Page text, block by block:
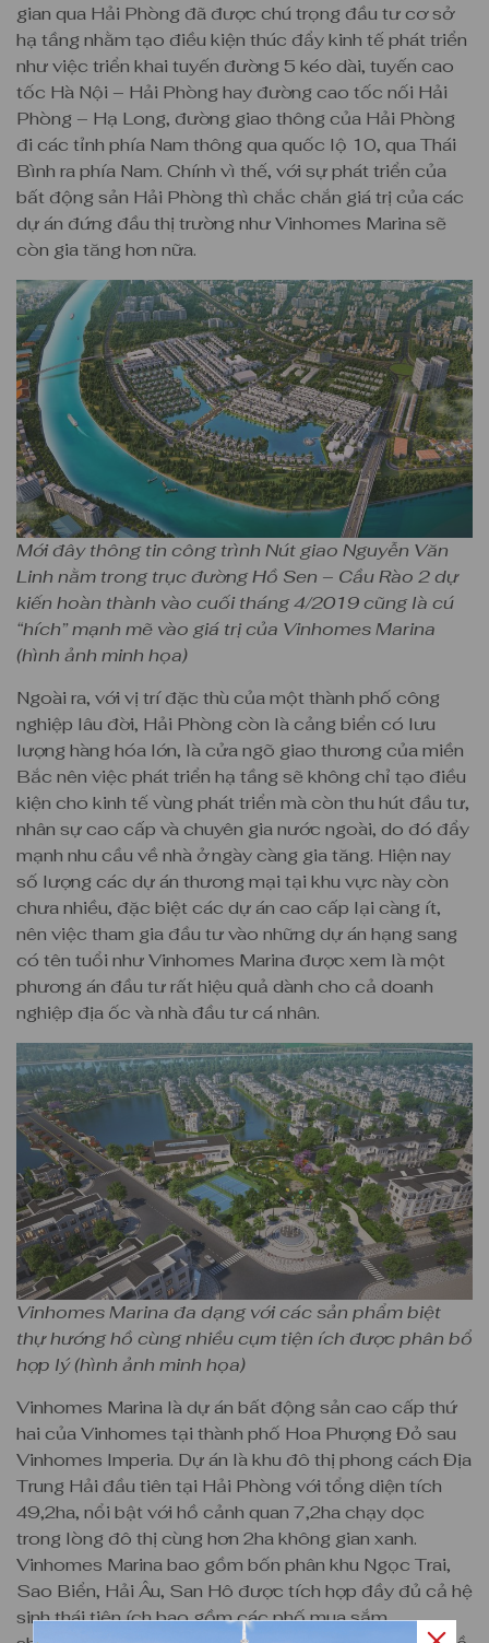
gian qua Hải Phòng đã được chú trọng đầu tư cơ sở
hạ tầng nhằm tạo điều kiện thúc đẩy kinh tế phát triển
như việc triển khai tuyến đường 5 kéo dài, tuyến cao
tốc Hà Nội – Hải Phòng hay đường cao tốc nối Hải
Phòng – Hạ Long, đường giao thông của Hải Phòng
đi các tỉnh phía Nam thông qua quốc lộ 10, qua Thái
Bình ra phía Nam. Chính vì thế, với sự phát triển của
bất động sản Hải Phòng thì chắc chắn giá trị của các
dự án đứng đầu thị trường như Vinhomes Marina sẽ
còn gia tăng hơn nữa.
Mới đây thông tin công trình Nút giao Nguyễn Văn
Linh nằm trong trục đường Hồ Sen – Cầu Rào 2 dự
kiến hoàn thành vào cuối tháng 4/2019 cũng là cú
“hích” mạnh mẽ vào giá trị của Vinhomes Marina
(hình ảnh minh họa)
Ngoài ra, với vị trí đặc thù của một thành phố công
nghiệp lâu đời, Hải Phòng còn là cảng biển có lưu
lượng hàng hóa lớn, là cửa ngõ giao thương của miền
Bắc nên việc phát triển hạ tầng sẽ không chỉ tạo điều
kiện cho kinh tế vùng phát triển mà còn thu hút đầu tư,
nhân sự cao cấp và chuyên gia nước ngoài, do đó đẩy
mạnh nhu cầu về nhà ở ngày càng gia tăng. Hiện nay
số lượng các dự án thương mại tại khu vực này còn
chưa nhiều, đặc biệt các dự án cao cấp lại càng ít,
nên việc tham gia đầu tư vào những dự án hạng sang
có tên tuổi như Vinhomes Marina được xem là một
phương án đầu tư rất hiệu quả dành cho cả doanh
nghiệp địa ốc và nhà đầu tư cá nhân.
Vinhomes Marina đa dạng với các sản phẩm biệt
thự hướng hồ cùng nhiều cụm tiện ích được phân bổ
hợp lý (hình ảnh minh họa)
Vinhomes Marina là dự án bất động sản cao cấp thứ
hai của Vinhomes tại thành phố Hoa Phượng Đỏ sau
Vinhomes Imperia. Dự án là khu đô thị phong cách Địa
Trung Hải đầu tiên tại Hải Phòng với tổng diện tích
49,2ha, nổi bật với hồ cảnh quan 7,2ha chạy dọc
trong lòng đô thị cùng hơn 2ha không gian xanh.
Vinhomes Marina bao gồm bốn phân khu Ngọc Trai,
Sao Biển, Hải Âu, San Hô được tích hợp đầy đủ cả hệ
sinh thái tiện ích bao gồm các phố mua sắm